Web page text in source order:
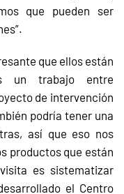
que pueden ser
que ellos están
un trabajo entre
de intervención
podría tener una
así que eso nos
productos que están
es sistematizar
el Centro